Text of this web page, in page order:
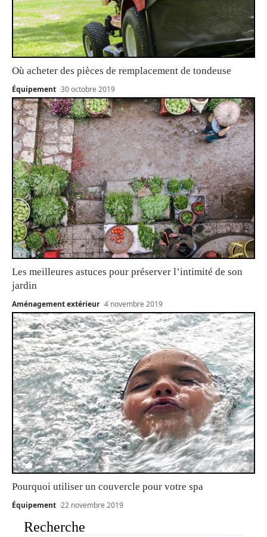
Où acheter des pièces de remplacement de tondeuse
Équipement 30 octobre 2019
Les meilleures astuces pour préserver l’intimité de son
jardin
Aménagement extérieur 4 novembre 2019
Pourquoi utiliser un couvercle pour votre spa
Équipement 22 novembre 2019
Recherche